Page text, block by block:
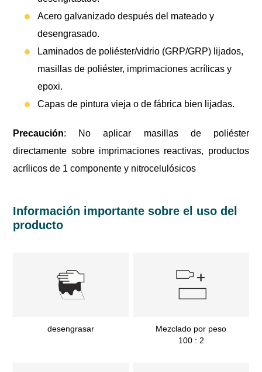
Acero galvanizado después del mateado y
desengrasado.
Laminados de poliéster/vidrio (GRP/GRP) lijados,
masillas de poliéster, imprimaciones acrílicas y
epoxi.
Capas de pintura vieja o de fábrica bien lijadas.
Precaución: No aplicar masillas de poliéster
directamente sobre imprimaciones reactivas, productos
acrílicos de 1 componente y nitrocelulósicos
Información importante sobre el uso del
producto
desengrasar
Mezclado por peso
100 : 2